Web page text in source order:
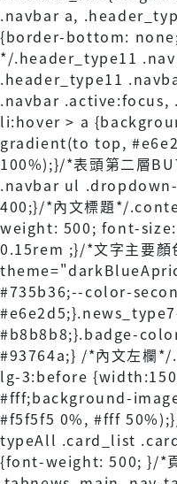
.navbar a,
{border-bottom:
*/.header_type11
.header_type11
.navbar .active:focus,
li:hover > a
gradient(to top,
100%);}/*表頭第二層
.navbar ul
400;}/*內文標題*/
weight: 500; font-
0.15rem ;}/*文字主要
#735b36;--color-
#b8b8b8;}.badge-
#93764a;} /*內文左欄
lg-3:before
#fff;background-
#f5f5f5 0%, #fff
typeAll .card_list
{font-weight: 500; }/*